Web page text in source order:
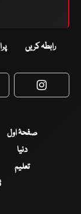
رابطہ کریں
صفحۂ اول
دنیا
تعلیم